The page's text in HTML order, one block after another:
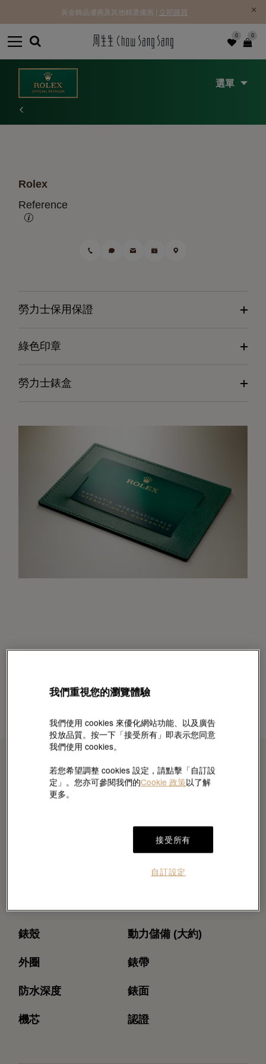
0 0
黃金飾品優惠及其他精選優惠 | 立即購買
選單
Rolex
Reference
勞力士保用保證
綠色印章
勞力士錶盒
錶殼
外圈
防水深度
機芯
動力儲備 (大約)
錶帶
錶面
認證
我們重視您的瀏覽體驗
我們使用 cookies 來優化網站功能、以及廣告
投放品質。按一下「接受所有」即表示您同意
我們使用 cookies。
若您希望調整 cookies 設定，請點擊「自訂設
定」。您亦可參閱我們的Cookie 政策以了解
更多。
接受所有
自訂設定